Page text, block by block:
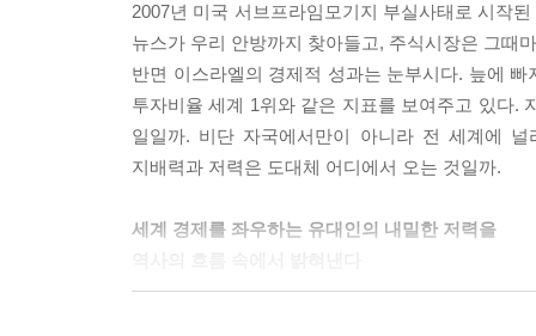
크롬웰의 영국, 유대인을 반기다
민간 소유의 중앙은행 탄생
유대인, 고객만족경영으로 세상을 바꾸다
설탕과 노예무역이 키운 영국의 자본주의
유대인에 의한 면직물산업의 태동
본격적인 국제유대자본의 태동기
로스차일드 후손들의 눈부신 활약
며 나아질 수 있다고 믿는 사람들이었다. 역사는
고, 부의 축적을 신의 축복이라고 생각했다. 이 사
해외 시장 개척과 상업 활동을 고대라는 시간 틀
제사라고 하겠다. ---「페니키아, 이스라엘, 그리스
솔론은 유대인의 희년제를 본받아 부채 탕감을 시
정’, ‘노예 해방’ 등에 대해 상세히 설명하고 있다
2007년 미국 서브프라임모기지 부실사태로 시작
뉴스가 우리 안방까지 찾아들고, 주식시장은 그때
반면 이스라엘의 경제적 성과는 눈부시다. 늪에
투자비율 세계 1위와 같은 지표를 보여주고 있다.
일일까. 비단 자국에서만이 아니라 전 세계에
지배력과 저력은 도대체 어디에서 오는 것일까.
세계 경제를 좌우하는 유대인의 내밀한 저력을